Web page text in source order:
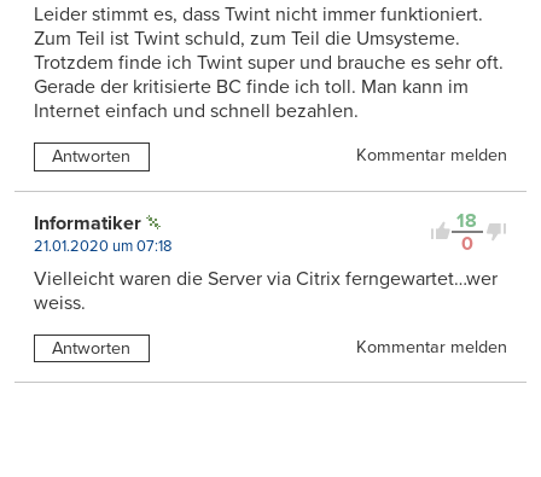
Leider stimmt es, dass Twint nicht immer funktioniert.
Zum Teil ist Twint schuld, zum Teil die Umsysteme.
Trotzdem finde ich Twint super und brauche es sehr oft.
Gerade der kritisierte BC finde ich toll. Man kann im
Internet einfach und schnell bezahlen.
Antworten Kommentar melden
18
0
Informatiker
21.01.2020 um 07:18
Vielleicht waren die Server via Citrix ferngewartet…wer
weiss.
Antworten Kommentar melden